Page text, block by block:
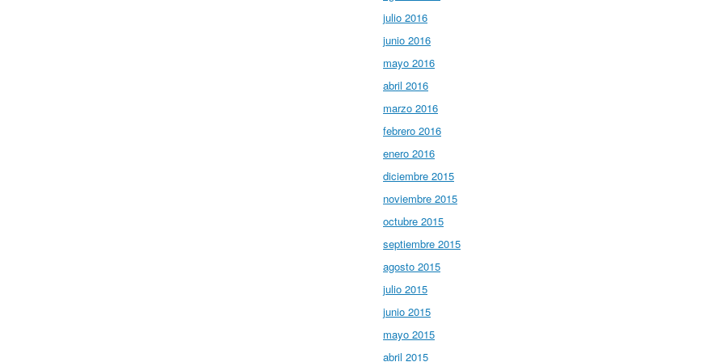
julio 2016
junio 2016
mayo 2016
abril 2016
marzo 2016
febrero 2016
enero 2016
diciembre 2015
noviembre 2015
octubre 2015
septiembre 2015
agosto 2015
julio 2015
junio 2015
mayo 2015
abril 2015